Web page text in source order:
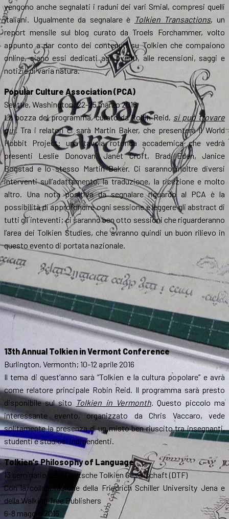
vengono anche segnalati i raduni dei vari Smial, compresi quelli
italiani. Ugualmente da segnalare è Tolkien Transactions, un
report mensile sul blog curato da Troels Forchammer, volto
appunto a dar conto dei contenuti su Tolkien che compaiono
online, siano essi dedicati agli eventi, alle recensioni, saggi e
notizie di varia natura.
Popular Culture Association (PCA)
Seattle, Washington; 22-25 marzo 2016
La bozza del programma, curato da Robin Reid, si può trovare
qui. Tra i relatori ci sarà Martin Baker, che presenterà il World
Hobbit Project: una tavola rotonda accademica che vedrà
presenti Leslie Donovan, Janet Croft, Brad Eden, Janice
Bogstad e lo stesso Martin Baker. Ci saranno inoltre diversi
interventi sull’adattamento, la traduzione, la ricezione e molto
altro. Una nota positiva da segnalare riguardo al PCA è la
possibilità di approfondire ogni sessione e leggere gli abstract di
tutti gli inteventi; ci saranno ben otto sessioni che riguarderanno
l’area dei Tolkien Studies, che avranno quindi un buon rilievo in
questo evento di portata nazionale.
13th Annual Tolkien in Vermont Conference
Burlington, Vermonth; 10-12 aprile 2016
Il tema di quest’anno sarà “Tolkien e la cultura popolare” e avrà
come relatore principale Robin Reid. Il programma sarà presto
disponibile sul sito Tolkien in Vermonth. Questo piccolo ma
interessante evento, organizzato da Chris Vaccaro, vede
solitamente la presenza di un misto ben riuscito tra insegnanti,
studenti e studiosi indipendenti.
Tolkien’s Philosophy of Language
13 seminario della Deutsche Tolkien Gesellschaft (DTF)
Con la collaborazione della Friedrich Schiller University Jena e
della Walking Tree Publishers
6-8 maggio 2016